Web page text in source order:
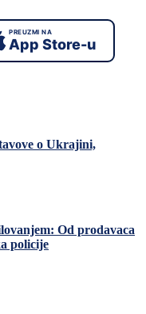
PREUZMI NA
App Store-u
o Ukrajini,
Od prodavaca
policije